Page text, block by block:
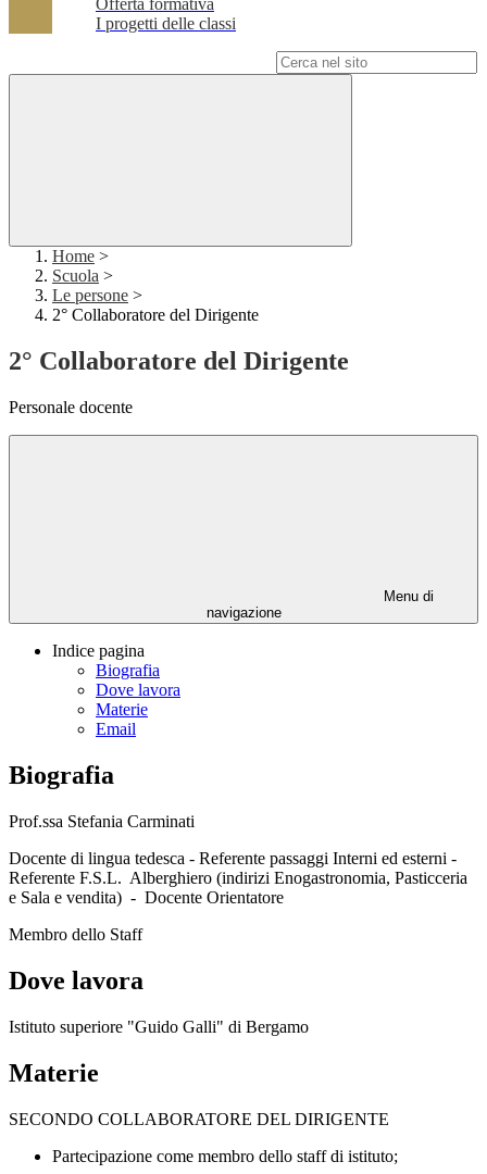
Offerta formativa
I progetti delle classi
Home >
Scuola >
Le persone >
2° Collaboratore del Dirigente
2° Collaboratore del Dirigente
Personale docente
Menu di
navigazione
Indice pagina
Biografia
Dove lavora
Materie
Email
Biografia
Prof.ssa Stefania Carminati
Docente di lingua tedesca - Referente passaggi Interni ed esterni -
Referente F.S.L. Alberghiero (indirizi Enogastronomia, Pasticceria
e Sala e vendita) - Docente Orientatore
Membro dello Staff
Dove lavora
Istituto superiore "Guido Galli" di Bergamo
Materie
SECONDO COLLABORATORE DEL DIRIGENTE
Partecipazione come membro dello staff di istituto;